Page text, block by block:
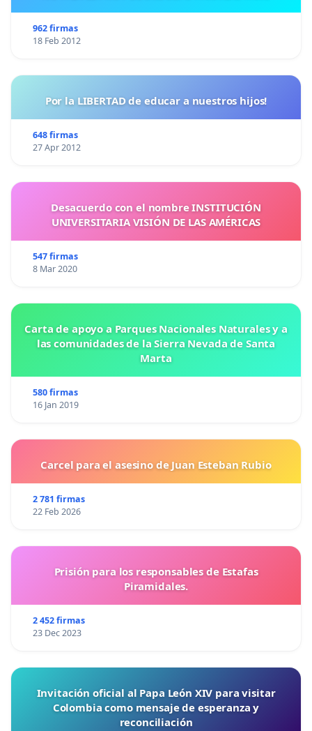
962 firmas
18 Feb 2012
Por la LIBERTAD de educar a nuestros hijos!
648 firmas
27 Apr 2012
Desacuerdo con el nombre INSTITUCIÓN
UNIVERSITARIA VISIÓN DE LAS AMÉRICAS
547 firmas
8 Mar 2020
Carta de apoyo a Parques Nacionales Naturales y a
las comunidades de la Sierra Nevada de Santa
Marta
580 firmas
16 Jan 2019
Carcel para el asesino de Juan Esteban Rubio
2 781 firmas
22 Feb 2026
Prisión para los responsables de Estafas
Piramidales.
2 452 firmas
23 Dec 2023
Invitación oficial al Papa León XIV para visitar
Colombia como mensaje de esperanza y
reconciliación